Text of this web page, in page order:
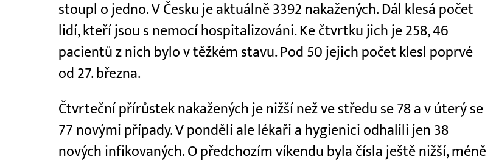
stoupl o jedno. V Česku je aktuálně 3392 nakažených. Dál klesá počet
lidí, kteří jsou s nemocí hospitalizováni. Ke čtvrtku jich je 258, 46
pacientů z nich bylo v těžkém stavu. Pod 50 jejich počet klesl poprvé
od 27. března.
Čtvrteční přírůstek nakažených je nižší než ve středu se 78 a v úterý se
77 novými případy. V pondělí ale lékaři a hygienici odhalili jen 38
nových infikovaných. O předchozím víkendu byla čísla ještě nižší, méně